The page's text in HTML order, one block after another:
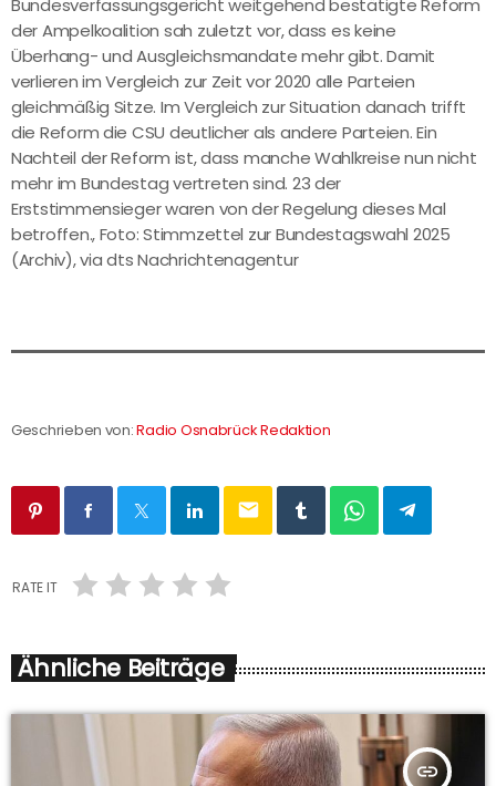
Bundesverfassungsgericht weitgehend bestätigte Reform
der Ampelkoalition sah zuletzt vor, dass es keine
Überhang- und Ausgleichsmandate mehr gibt. Damit
verlieren im Vergleich zur Zeit vor 2020 alle Parteien
gleichmäßig Sitze. Im Vergleich zur Situation danach trifft
die Reform die CSU deutlicher als andere Parteien. Ein
Nachteil der Reform ist, dass manche Wahlkreise nun nicht
mehr im Bundestag vertreten sind. 23 der
Erststimmensieger waren von der Regelung dieses Mal
betroffen., Foto: Stimmzettel zur Bundestagswahl 2025
(Archiv), via dts Nachrichtenagentur
Geschrieben von:Radio Osnabrück Redaktion
email
RATE IT
Ähnliche Beiträge
insert_link